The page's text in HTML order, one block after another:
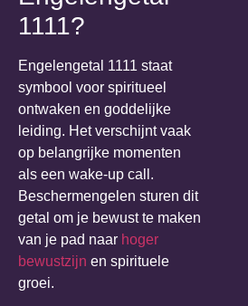
1111?
Engelengetal 1111 staat
symbool voor spiritueel
ontwaken en goddelijke
leiding. Het verschijnt vaak
op belangrijke momenten
als een wake-up call.
Beschermengelen sturen dit
getal om je bewust te maken
van je pad naar hoger
bewustzijn en spirituele
groei.